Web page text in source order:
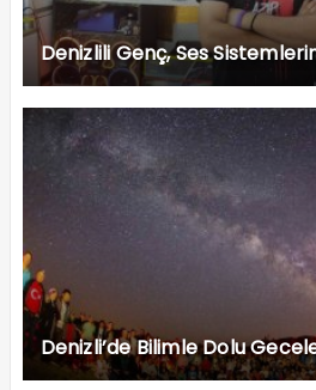
Denizlili Genç, Ses
Denizli’de Bilimle Dolu